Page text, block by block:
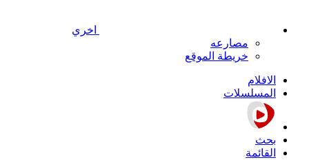
اخري
مصارعه
خريطة الموقع
الافلام
المسلسلات
بحث
القائمة